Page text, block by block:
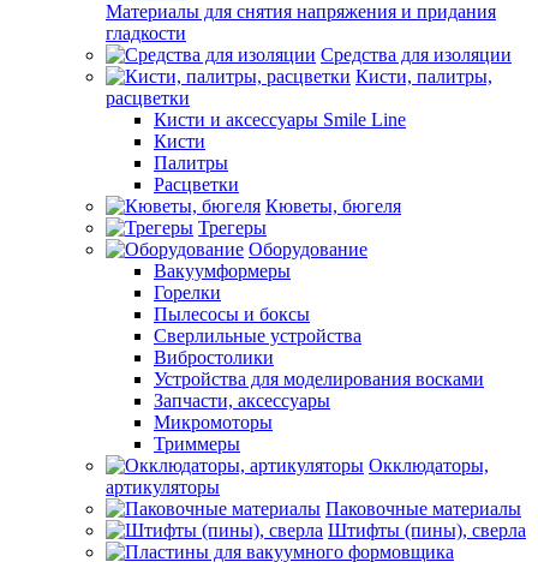
Материалы для снятия напряжения и придания
гладкости
Средства для изоляции
Кисти, палитры,
расцветки
Кисти и аксессуары Smile Line
Кисти
Палитры
Расцветки
Кюветы, бюгеля
Трегеры
Оборудование
Вакуумформеры
Горелки
Пылесосы и боксы
Сверлильные устройства
Вибростолики
Устройства для моделирования восками
Запчасти, аксессуары
Микромоторы
Триммеры
Окклюдаторы,
артикуляторы
Паковочные материалы
Штифты (пины), сверла